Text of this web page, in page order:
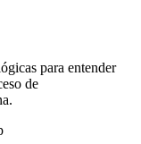
para entender
de